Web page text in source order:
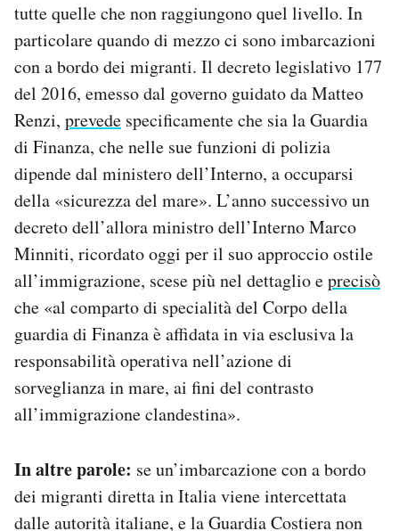
tutte quelle che non raggiungono quel livello. In
particolare quando di mezzo ci sono imbarcazioni
con a bordo dei migranti. Il decreto legislativo 177
del 2016, emesso dal governo guidato da Matteo
Renzi, prevede specificamente che sia la Guardia
di Finanza, che nelle sue funzioni di polizia
dipende dal ministero dell’Interno, a occuparsi
della «sicurezza del mare». L’anno successivo un
decreto dell’allora ministro dell’Interno Marco
Minniti, ricordato oggi per il suo approccio ostile
all’immigrazione, scese più nel dettaglio eprecisò
che «al comparto di specialità del Corpo della
guardia di Finanza è affidata in via esclusiva la
responsabilità operativa nell’azione di
sorveglianza in mare, ai fini del contrasto
all’immigrazione clandestina».
In altre parole: se un’imbarcazione con a bordo
dei migranti diretta in Italia viene intercettata
dalle autorità italiane, e la Guardia Costiera non